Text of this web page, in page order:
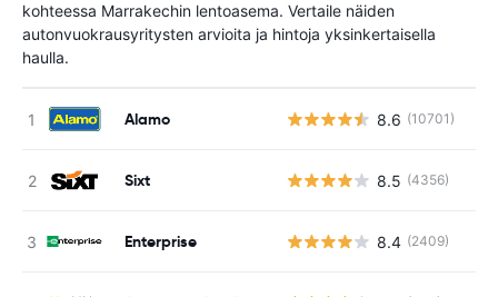
kohteessa Marrakechin lentoasema. Vertaile näiden
autonvuokrausyritysten arvioita ja hintoja yksinkertaisella
haulla.
Alamo 8.6 (10701)
Sixt 8.5 (4356)
Enterprise 8.4 (2409)